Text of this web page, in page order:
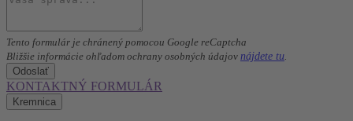
Tento formulár je chránený pomocou Google reCaptcha
Bližšie informácie ohľadom ochrany osobných údajov nájdete tu
Odoslať
KONTAKTNÝ FORMULÁR
Kremnica